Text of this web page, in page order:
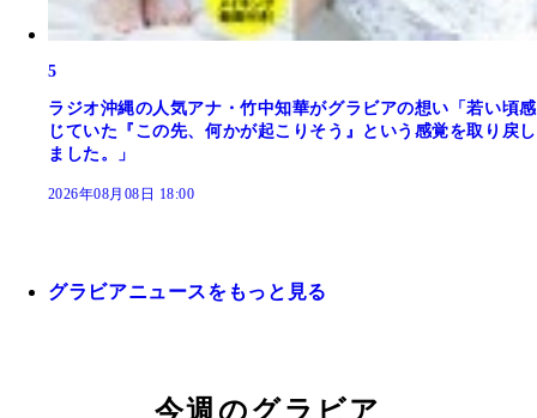
5
ラジオ沖縄の人気アナ・竹中知華がグラビアの想い「若い頃感
じていた『この先、何かが起こりそう』という感覚を取り戻し
ました。」
2026年08月08日 18:00
グラビアニュースをもっと見る
今週のグラビア